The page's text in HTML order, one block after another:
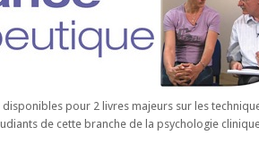
pour 2 livres majeurs sur les
de cette branche de la psychologie